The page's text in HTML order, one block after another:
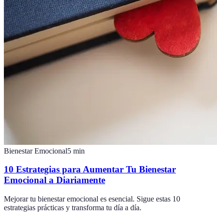
Bienestar Emocional5 min
10 Estrategias para Aumentar Tu Bienestar
Emocional a Diariamente
Mejorar tu bienestar emocional es esencial. Sigue estas 10
estrategias prácticas y transforma tu día a día.